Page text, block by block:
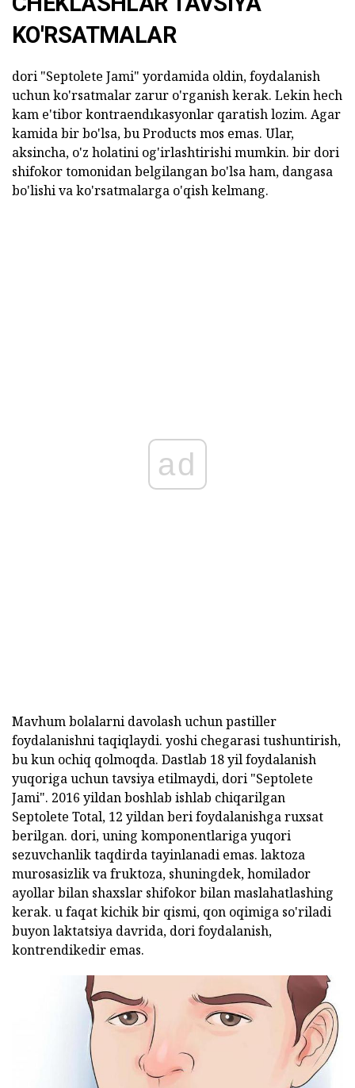
KO'RSATMALAR
dori "Septolete Jami" yordamida oldin, foydalanish
uchun ko'rsatmalar zarur o'rganish kerak. Lekin hech
kam e'tibor kontraendıkasyonlar qaratish lozim. Agar
kamida bir bo'lsa, bu Products mos emas. Ular,
aksincha, o'z holatini og'irlashtirishi mumkin. bir dori
shifokor tomonidan belgilangan bo'lsa ham, dangasa
bo'lishi va ko'rsatmalarga o'qish kelmang.
ad
Mavhum bolalarni davolash uchun pastiller
foydalanishni taqiqlaydi. yoshi chegarasi tushuntirish,
bu kun ochiq qolmoqda. Dastlab 18 yil foydalanish
yuqoriga uchun tavsiya etilmaydi, dori "Septolete
Jami". 2016 yildan boshlab ishlab chiqarilgan
Septolete Total, 12 yildan beri foydalanishga ruxsat
berilgan. dori, uning komponentlariga yuqori
sezuvchanlik taqdirda tayinlanadi emas. laktoza
murosasizlik va fruktoza, shuningdek, homilador
ayollar bilan shaxslar shifokor bilan maslahatlashing
kerak. u faqat kichik bir qismi, qon oqimiga so'riladi
buyon laktatsiya davrida, dori foydalanish,
kontrendikedir emas.